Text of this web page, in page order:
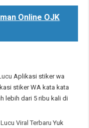
Online OJK
Aplikasi stiker wa
stiker WA kata kata
lebih dari 5 ribu kali di
Viral Terbaru Yuk